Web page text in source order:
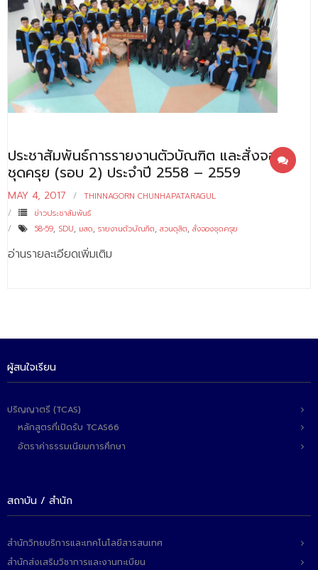
ประชาสัมพันธ์การรายงานตัวบัณฑิต และสั่งจอง
ชุดครุย (รอบ 2) ประจำปี 2558 – 2559
MAY 4, 2017
THINNAGORN CHUNHAPATARAGUL
ข่าวประชาสัมพันธ์
58-59, SDU, มสด, รายงานตัวบัณฑิต, สวนดุสิต, สั่งจองชุดครุย
อ่านรายละเอียดเพิ่มเติม
ผู้สนใจเรียน
ปริญญาตรี (TCAS)
หลักสูตรที่เปิดรับ TCAS66
อัตราค่าธรรมเนียมการศึกษา
สถาบัน / สำนัก
สำนักวิทยบริการและเทคโนโลยีสารสนเทศ
สำนักส่งเสริมวิชาการและงานทะเบียน